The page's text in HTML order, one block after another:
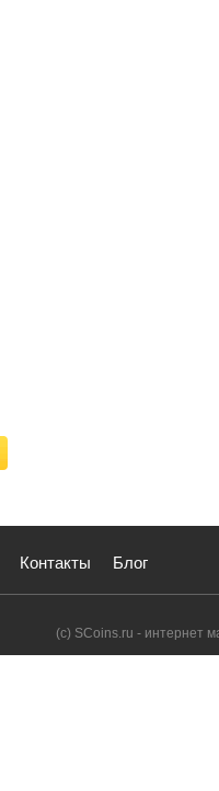
Контакты Блог
(с) SCoins.ru - интернет